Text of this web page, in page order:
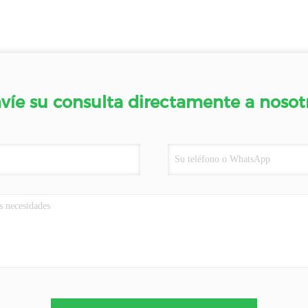
su consulta directamente a